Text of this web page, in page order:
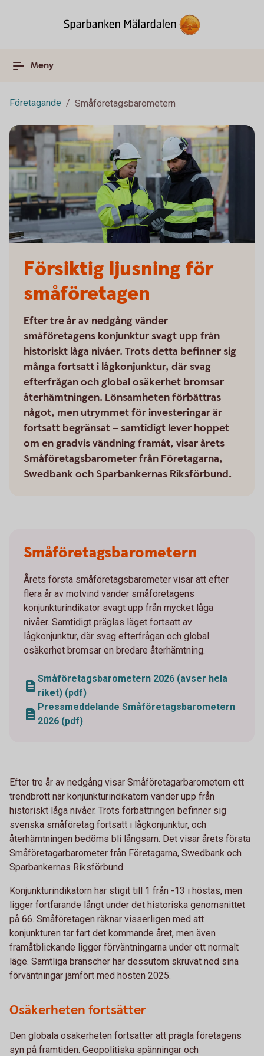
Meny
Företagande Småföretagsbarometern
Försiktig ljusning för
småföretagen
Efter tre år av nedgång vänder
småföretagens konjunktur svagt upp från
historiskt låga nivåer. Trots detta befinner sig
många fortsatt i lågkonjunktur, där svag
efterfrågan och global osäkerhet bromsar
återhämtningen. Lönsamheten förbättras
något, men utrymmet för investeringar är
fortsatt begränsat – samtidigt lever hoppet
om en gradvis vändning framåt, visar årets
Småföretagsbarometer från Företagarna,
Swedbank och Sparbankernas Riksförbund.
Småföretagsbarometern
Årets första småföretagsbarometer visar att efter
flera år av motvind vänder småföretagens
konjunkturindikator svagt upp från mycket låga
nivåer. Samtidigt präglas läget fortsatt av
lågkonjunktur, där svag efterfrågan och global
osäkerhet bromsar en bredare återhämtning.
Småföretagsbarometern 2026 (avser hela
riket) (pdf)
Pressmeddelande Småföretagsbarometern
2026 (pdf)
Efter tre år av nedgång visar Småföretagarbarometern ett
trendbrott när konjunkturindikatorn vänder upp från
historiskt låga nivåer. Trots förbättringen befinner sig
svenska småföretag fortsatt i lågkonjunktur, och
återhämtningen bedöms bli långsam. Det visar årets första
Småföretagarbarometer från Företagarna, Swedbank och
Sparbankernas Riksförbund.
Konjunkturindikatorn har stigit till 1 från -13 i höstas, men
ligger fortfarande långt under det historiska genomsnittet
på 66. Småföretagen räknar visserligen med att
konjunkturen tar fart det kommande året, men även
framåtblickande ligger förväntningarna under ett normalt
läge. Samtliga branscher har dessutom skruvat ned sina
förväntningar jämfört med hösten 2025.
Osäkerheten fortsätter
Den globala osäkerheten fortsätter att prägla företagens
syn på framtiden. Geopolitiska spänningar och